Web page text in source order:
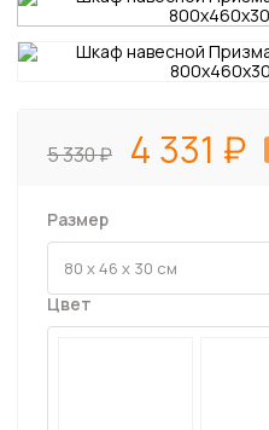
5 330 4 331
Размер
Цвет